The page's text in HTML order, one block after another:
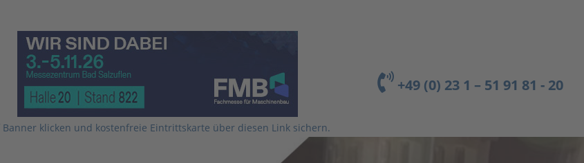
Banner klicken und kostenfreie Eintrittskarte über diesen Link sichern.
+49 (0) 23 1 – 51 91 81 - 20